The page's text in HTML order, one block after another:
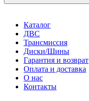
Каталог
ДВС
Трансмиссия
Диски/Шины
Гарантия и возврат
Оплата и доставка
О нас
Контакты